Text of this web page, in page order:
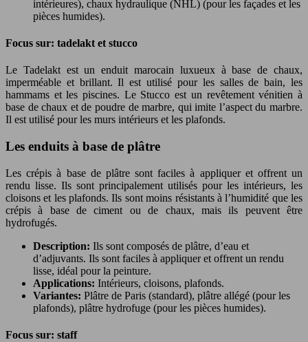
intérieures), chaux hydraulique (NHL) (pour les façades et les
pièces humides).
Focus sur: tadelakt et stucco
Le Tadelakt est un enduit marocain luxueux à base de chaux,
imperméable et brillant. Il est utilisé pour les salles de bain, les
hammams et les piscines. Le Stucco est un revêtement vénitien à
base de chaux et de poudre de marbre, qui imite l’aspect du marbre.
Il est utilisé pour les murs intérieurs et les plafonds.
Les enduits à base de plâtre
Les crépis à base de plâtre sont faciles à appliquer et offrent un
rendu lisse. Ils sont principalement utilisés pour les intérieurs, les
cloisons et les plafonds. Ils sont moins résistants à l’humidité que les
crépis à base de ciment ou de chaux, mais ils peuvent être
hydrofugés.
Description: Ils sont composés de plâtre, d’eau et
d’adjuvants. Ils sont faciles à appliquer et offrent un rendu
lisse, idéal pour la peinture.
Applications: Intérieurs, cloisons, plafonds.
Variantes: Plâtre de Paris (standard), plâtre allégé (pour les
plafonds), plâtre hydrofuge (pour les pièces humides).
Focus sur: staff